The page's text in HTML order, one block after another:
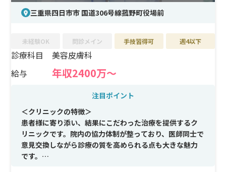
三重県四日市市 国道306号線菰野町役場前
未経験OK 問診メイン 手技習得可 週4以下
診療科目
美容皮膚科
給与
年収2400万〜
注目ポイント
＜クリニックの特徴＞
患者様に寄り添い、結果にこだわった治療を提供するク
リニックです。院内の協力体制が整っており、医師同士で
意見交換しながら診療の質を高められる点も大きな魅力
です。